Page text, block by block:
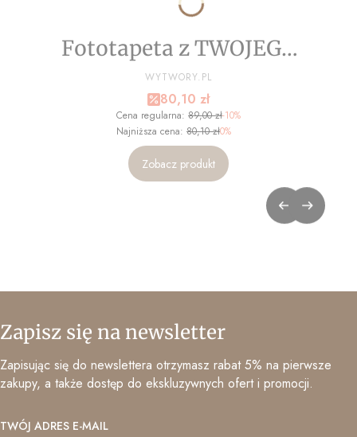
Fototapeta z TWOJEGO
ZDJĘCIA - NA WYMIAR
PRODUCENT
WYTWORY.PL
Cena promocyjna
80,10 zł
Cena regularna: 89,00 zł-10%
Najniższa cena: 80,10 zł0%
Zobacz produkt
Zapisz się na newsletter
Zapisując się do newslettera otrzymasz rabat 5% na pierwsze
zakupy, a także dostęp do ekskluzywnych ofert i promocji.
TWÓJ ADRES E-MAIL